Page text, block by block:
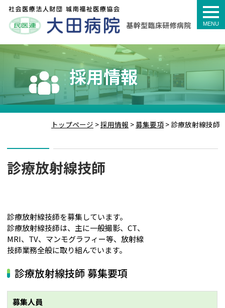
採用情報
トップページ >採用情報 >募集要項 > 診療放射線技師
診療放射線技師
診療放射線技師を募集しています。
診療放射線技師は、主に一般撮影、CT、
MRI、TV、マンモグラフィー等、放射線
技師業務全般に取り組んでいます。
診療放射線技師 募集要項
募集人員